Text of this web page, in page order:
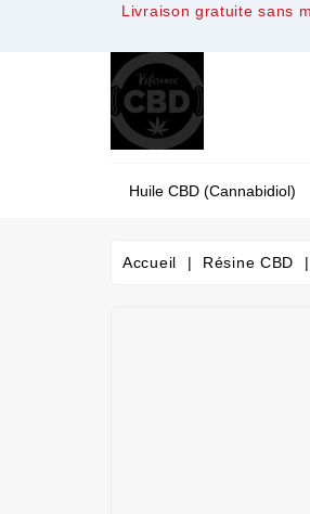
Livraison gratuite sans
Huile CBD (cannabidiol)
Accueil Résine CBD